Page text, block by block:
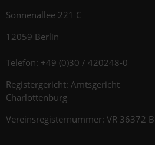
Sonnenallee 221 C
12059 Berlin
Telefon: +49 (0)30 / 420248-0
Registergericht: Amtsgericht
Charlottenburg
Vereinsregisternummer: VR 36372 B